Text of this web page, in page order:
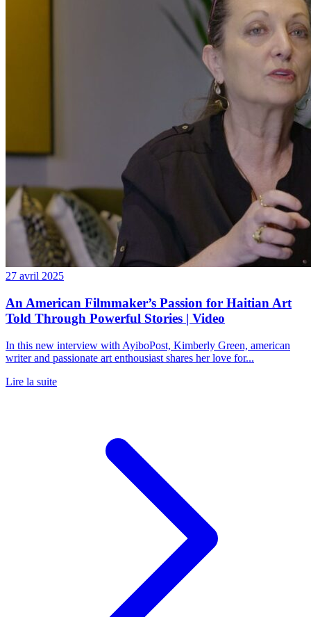
27 avril 2025
An American Filmmaker’s Passion for Haitian Art
Told Through Powerful Stories | Video
In this new interview with AyiboPost, Kimberly Green, american
writer and passionate art enthousiast shares her love for...
Lire la suite